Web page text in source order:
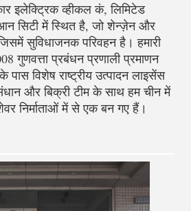
सिटी में स्थित है, जो शेन्ज़ेन और
सुविधाजनक परिवहन है। हमारी
गुणवत्ता प्रबंधन प्रणाली प्रमाणन
पास विशेष राष्ट्रीय उत्पादन लाइसेंस
और बिक्री टीम के साथ हम चीन में
निर्माताओं में से एक बन गए हैं।